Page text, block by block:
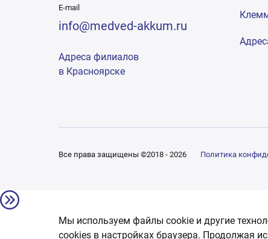
E-mail
info@medved-akkum.ru
Адреса филиалов
в Красноярске
Все права защищены ©2018 - 2026 Политика
Мы используем файлы cookie и другие
сookies в настройках браузера. Продолжая